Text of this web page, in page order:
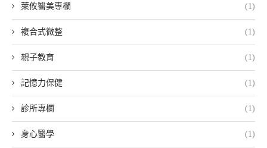
萊攸醫美專欄 (1)
複合式微整 (1)
親子教育 (1)
記憶力保健 (1)
診所專欄 (1)
身心醫學 (1)